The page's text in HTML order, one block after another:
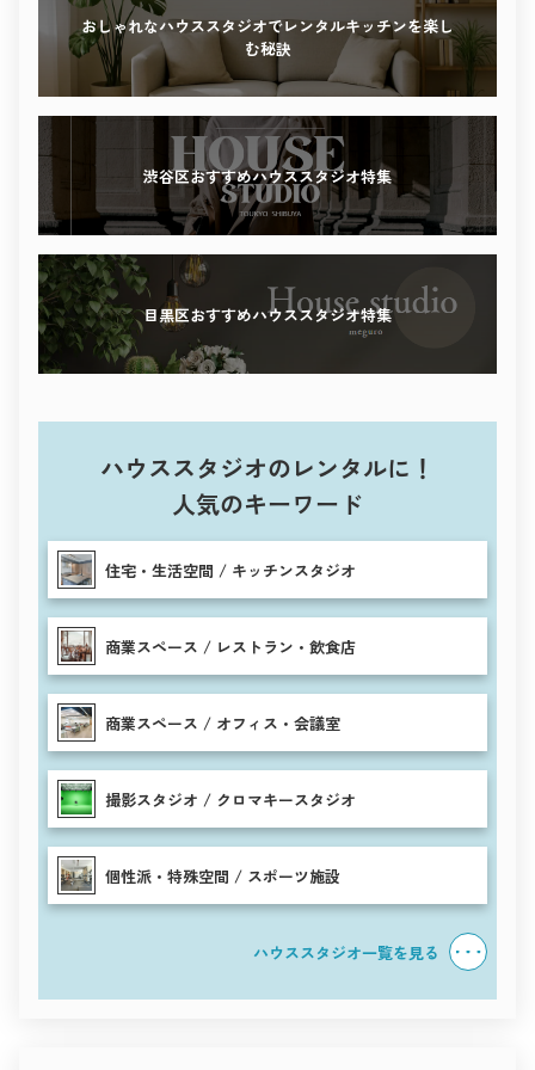
感性を刺激する撮影体験を、ぜひこの街で。
おしゃれなハウススタジオでレンタルキッチンを楽し
む秘訣
渋谷区おすすめハウススタジオ特集
目黒区おすすめハウススタジオ特集
ハウススタジオのレンタルに！
人気のキーワード
住宅・生活空間 / キッチンスタジオ
商業スペース / レストラン・飲食店
商業スペース / オフィス・会議室
撮影スタジオ / クロマキースタジオ
個性派・特殊空間 / スポーツ施設
ハウススタジオ一覧を見る